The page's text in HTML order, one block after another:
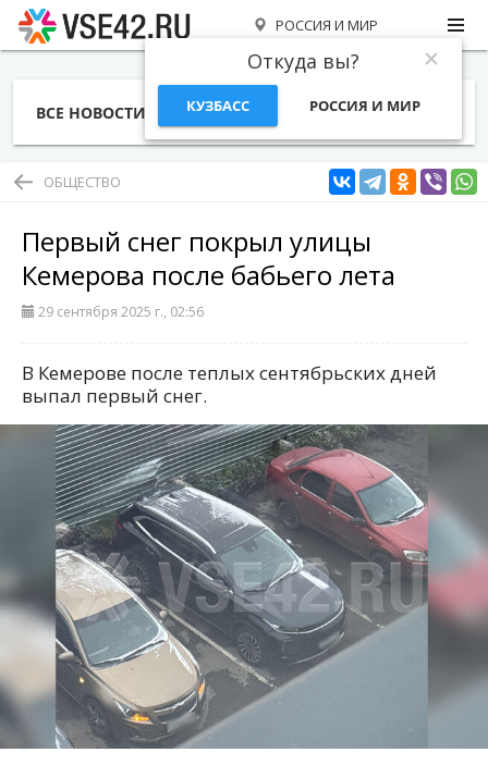
РОССИЯ И МИР
Откуда вы?
КУЗБАСС РОССИЯ И МИР
ВСЕ НОВОСТИ СТАТЬИ ТЕМЫ ФОТО
ОБЩЕСТВО
Первый снег покрыл улицы
Кемерова после бабьего лета
29 сентября 2025 г., 02:56
В Кемерове после теплых сентябрьских дней
выпал первый снег.